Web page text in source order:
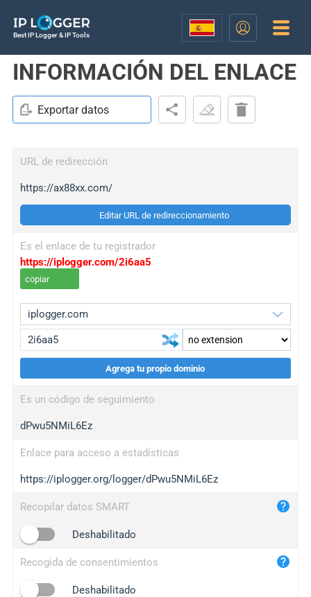
Best IP Logger & IP Tools
INFORMACIÓN DEL ENLACE
Exportar datos
URL de redirección
https://ax88xx.com/
Editar URL de redireccionamiento
Es el enlace de tu registrador
https://iplogger.com/2i6aa5
copiar
wl.gl
ed.tc
iplogger.com
maper.info
2no.co
yip.su
iplogger.info
Agrega tu propio dominio
Es un código de seguimiento
dPwu5NMiL6Ez
Enlace para acceso a estadísticas
https://iplogger.org/logger/dPwu5NMiL6Ez
Recopilar datos SMART
Deshabilitado
Recogida de consentimientos
Deshabilitado